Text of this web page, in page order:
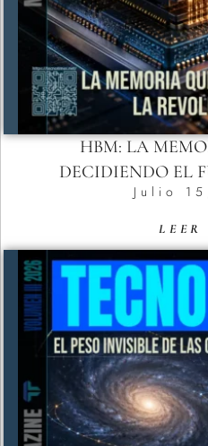
HBM: LA
DECIDIENDO EL
Julio
LEER